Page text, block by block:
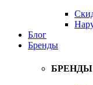
Блог
Бренды
БРЕНДЫ